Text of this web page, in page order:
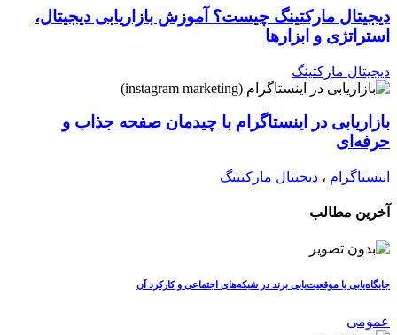
دیجیتال مارکتینگ چیست؟ آموزش بازاریابی دیجیتال،
استراتژی و ابزارها
دیجیتال مارکتینگ
بازاریابی در اینستاگرام با چیدمان صفحه جذاب و
حرفه‌ای
اینستاگرام ، دیجیتال مارکتینگ
آخرین مطالب
جایگاه‌یابی یا موقعیت‌یابی برند در شبکه‌های اجتماعی و کارکرد آن
عمومی